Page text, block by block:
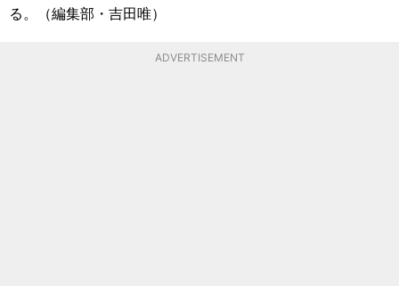
る。（編集部・吉田唯）
ADVERTISEMENT